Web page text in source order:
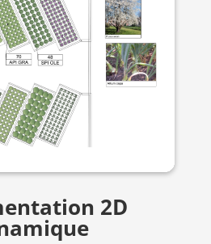
2D